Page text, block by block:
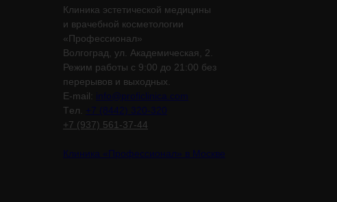
Клиника эстетической медицины
и врачебной косметологии
«Профессионал»
Волгоград, ул. Академическая, 2.
Режим работы с 9:00 до 21:00 без
перерывов и выходных.
E-mail: info@proficlinica.com
Tел. +7 (8442) 320-320
+7 (937) 561-37-44
Клиника «Профессионал» в Москве